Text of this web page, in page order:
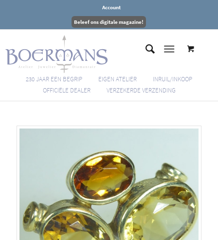
Account
Beleef ons digitale magazine!
230 JAAR EEN BEGRIP EIGEN ATELIER
INRUIL/INKOOP
OFFICIËLE DEALER
VERZEKERDE VERZENDING